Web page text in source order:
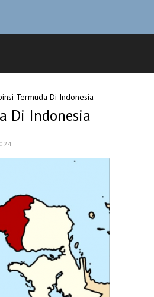
Termuda Di Indonesia
Di Indonesia